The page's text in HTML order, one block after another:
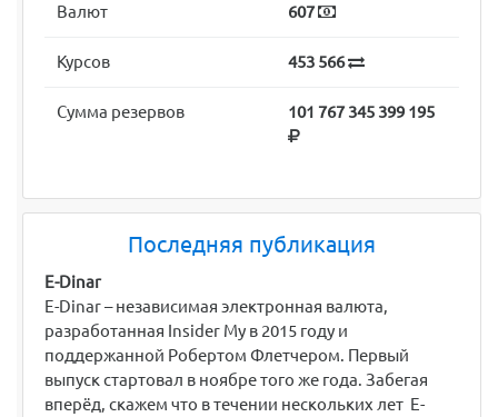
Валют 607
Курсов 453 566
Сумма резервов 101 767 345 399 195
Последняя публикация
E-Dinar
E-Dinar – независимая электронная валюта,
разработанная Insider My в 2015 году и
поддержанной Робертом Флетчером. Первый
выпуск стартовал в ноябре того же года. Забегая
вперёд, скажем что в течении нескольких лет E-